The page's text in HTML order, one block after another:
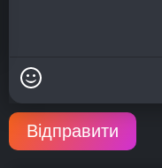
Відправити